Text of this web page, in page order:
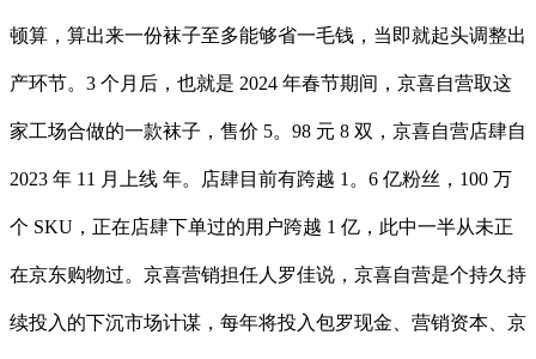
顿算，算出来一份袜子至多能够省一毛钱，当即就起头调整出
产环节。3 个月后，也就是 2024 年春节期间，京喜自营取这
家工场合做的一款袜子，售价 5。98 元 8 双，京喜自营店肆自
2023 年 11 月上线 年。店肆目前有跨越 1。6 亿粉丝，100 万
个 SKU，正在店肆下单过的用户跨越 1 亿，此中一半从未正
在京东购物过。京喜营销担任人罗佳说，京喜自营是个持久持
续投入的下沉市场计谋，每年将投入包罗现金、营销资本、京